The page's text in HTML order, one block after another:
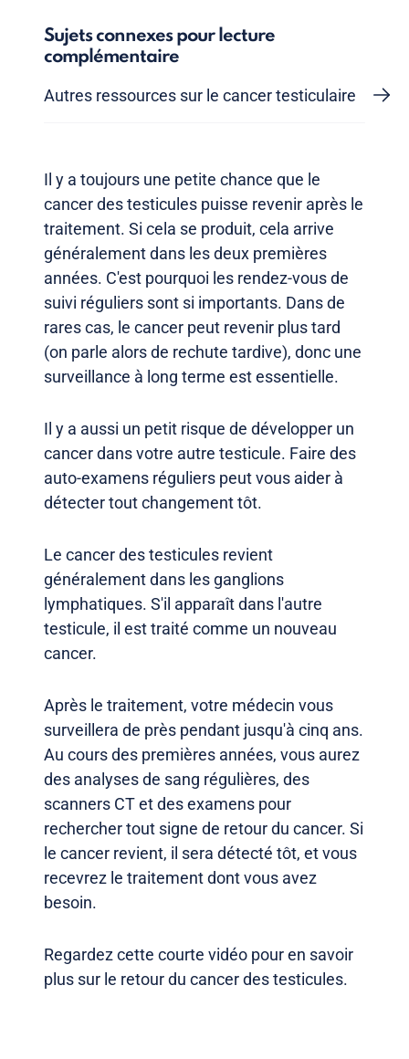
Sujets connexes pour lecture
complémentaire
Autres ressources sur le cancer testiculaire
Il y a toujours une petite chance que le
cancer des testicules puisse revenir après le
traitement. Si cela se produit, cela arrive
généralement dans les deux premières
années. C'est pourquoi les rendez-vous de
suivi réguliers sont si importants. Dans de
rares cas, le cancer peut revenir plus tard
(on parle alors de rechute tardive), donc une
surveillance à long terme est essentielle.
Il y a aussi un petit risque de développer un
cancer dans votre autre testicule. Faire des
auto-examens réguliers peut vous aider à
détecter tout changement tôt.
Le cancer des testicules revient
généralement dans les ganglions
lymphatiques. S'il apparaît dans l'autre
testicule, il est traité comme un nouveau
cancer.
Après le traitement, votre médecin vous
surveillera de près pendant jusqu'à cinq ans.
Au cours des premières années, vous aurez
des analyses de sang régulières, des
scanners CT et des examens pour
rechercher tout signe de retour du cancer. Si
le cancer revient, il sera détecté tôt, et vous
recevrez le traitement dont vous avez
besoin.
Regardez cette courte vidéo pour en savoir
plus sur le retour du cancer des testicules.